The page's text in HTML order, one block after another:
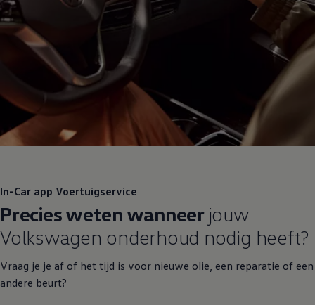
In-Car app Voertuigservice
Precies weten wanneer jouw
Volkswagen onderhoud nodig heeft?
Vraag je je af of het tijd is voor nieuwe olie, een reparatie of een
andere beurt?